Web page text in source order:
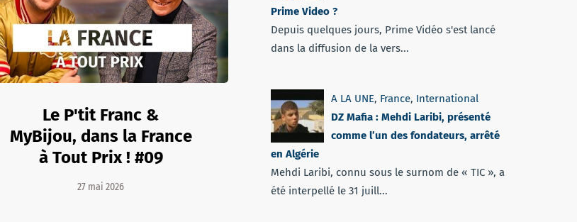
Le P'tit Franc &
MyBijou, dans la France
à Tout Prix ! #09
27 mai 2026
Prime Video ?
Depuis quelques jours, Prime Vidéo s'est lancé
dans la diffusion de la vers...
A LA UNE, France, International
DZ Mafia : Mehdi Laribi, présenté
comme l’un des fondateurs, arrêté
en Algérie
Mehdi Laribi, connu sous le surnom de « TIC », a
été interpellé le 31 juill...